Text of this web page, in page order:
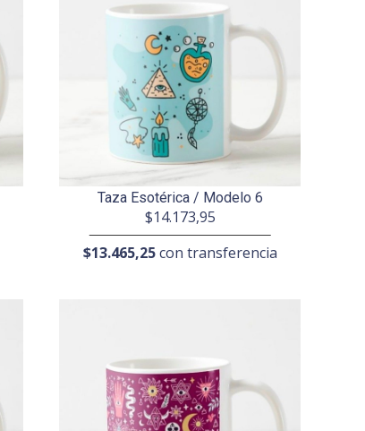
Taza Esotérica / Modelo 6
$14.173,95
$13.465,25con transferencia